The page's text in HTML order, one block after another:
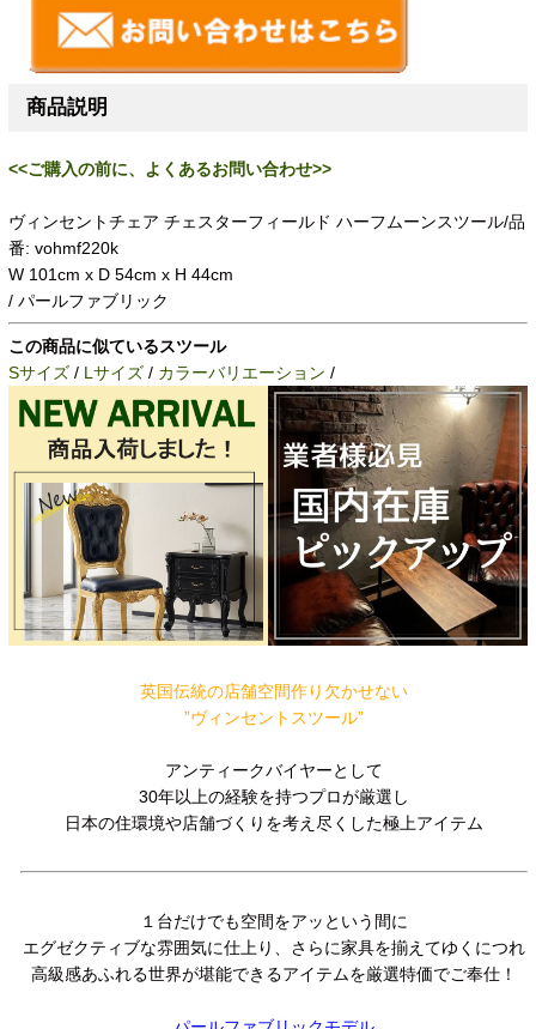
商品説明
<<ご購入の前に、よくあるお問い合わせ>>
ヴィンセントチェア チェスターフィールド ハーフムーンスツール/品
番: vohmf220k
W 101cm x D 54cm x H 44cm
/ パールファブリック
この商品に似ているスツール
Sサイズ / Lサイズ / カラーバリエーション /
英国伝統の店舗空間作り欠かせない
”ヴィンセントスツール”
アンティークバイヤーとして
30年以上の経験を持つプロが厳選し
日本の住環境や店舗づくりを考え尽くした極上アイテム
１台だけでも空間をアッという間に
エグゼクティブな雰囲気に仕上り、さらに家具を揃えてゆくにつれ
高級感あふれる世界が堪能できるアイテムを厳選特価でご奉仕！